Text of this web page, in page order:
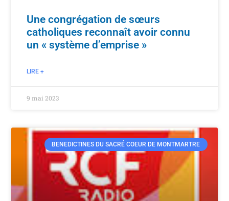
Une congrégation de sœurs
catholiques reconnaît avoir connu
un « système d’emprise »
LIRE +
9 mai 2023
BENEDICTINES DU SACRÉ COEUR DE MONTMARTRE